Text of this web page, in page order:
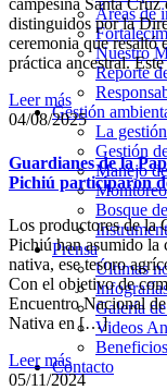
Áreas de
Nuestro
Reporte
Gestión
La
Gestión
Manejo
Bosque
Prensa
Últimas
Galería
Videos
Contacto
campesina Santa
distinguidos por la
ceremonia que
práctica ancestral.
Leer más
04/08/2025
Guardianes de la
Pichiú participaron
Los productores de la
Pichiú han asumido la
nativa, ese tesoro
Con el objetivo de
Encuentro Nacional
Nativa en […]
Leer más
05/11/2024